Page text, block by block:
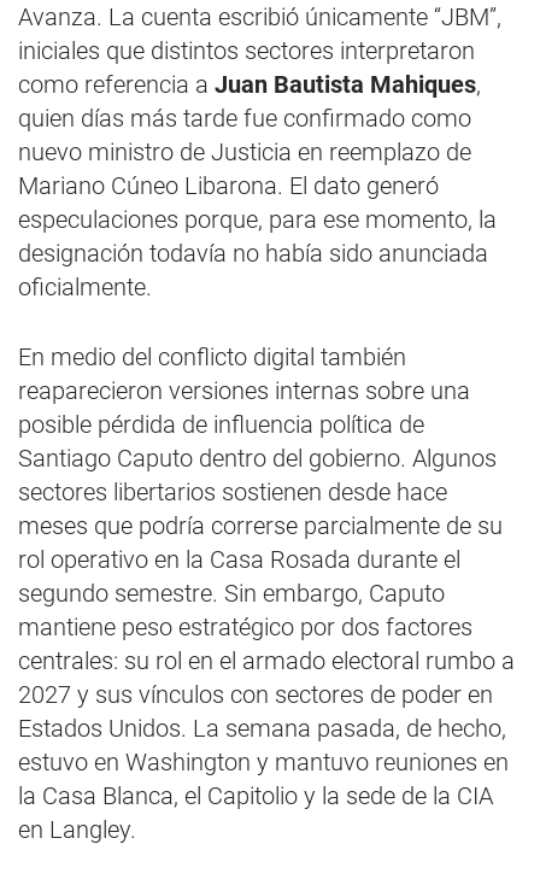
Avanza. La cuenta escribió únicamente “JBM”,
iniciales que distintos sectores interpretaron
como referencia a Juan Bautista Mahiques,
quien días más tarde fue confirmado como
nuevo ministro de Justicia en reemplazo de
Mariano Cúneo Libarona. El dato generó
especulaciones porque, para ese momento, la
designación todavía no había sido anunciada
oficialmente.
En medio del conflicto digital también
reaparecieron versiones internas sobre una
posible pérdida de influencia política de
Santiago Caputo dentro del gobierno. Algunos
sectores libertarios sostienen desde hace
meses que podría correrse parcialmente de su
rol operativo en la Casa Rosada durante el
segundo semestre. Sin embargo, Caputo
mantiene peso estratégico por dos factores
centrales: su rol en el armado electoral rumbo a
2027 y sus vínculos con sectores de poder en
Estados Unidos. La semana pasada, de hecho,
estuvo en Washington y mantuvo reuniones en
la Casa Blanca, el Capitolio y la sede de la CIA
en Langley.